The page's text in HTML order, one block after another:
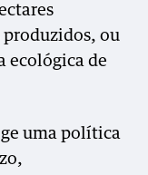
ou
ecológica de
uma política